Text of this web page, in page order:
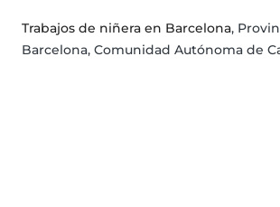
Trabajos de niñera en Barcelona,
Barcelona, Comunidad Autónoma de